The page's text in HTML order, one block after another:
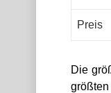
Preis
Die
größten